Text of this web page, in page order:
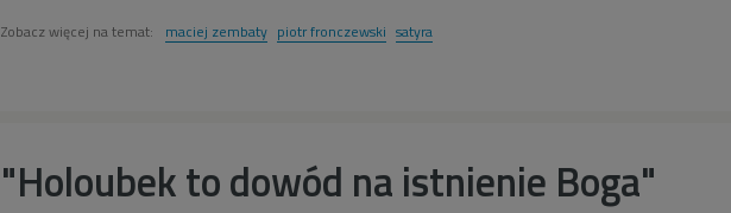
Zobacz więcej na temat: maciej zembaty piotr fronczewski satyra
"Holoubek to dowód na istnienie Boga"